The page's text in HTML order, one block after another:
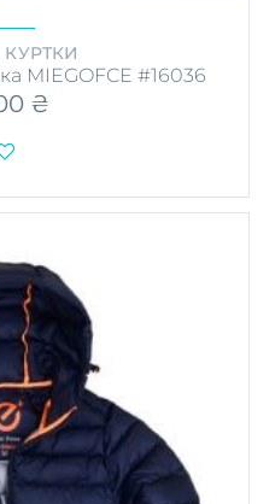
КУРТКИ
MIEGOFCE #16036
₴